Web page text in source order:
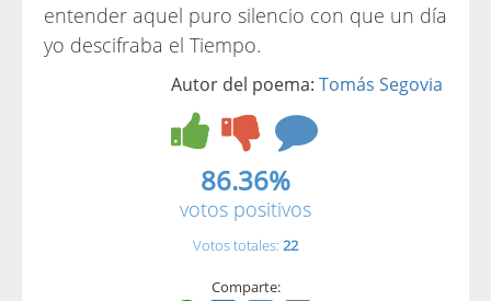
entender aquel puro silencio con que un día
yo descifraba el Tiempo.
Autor del poema: Tomás Segovia
86.36%
votos positivos
Votos totales: 22
Comparte: